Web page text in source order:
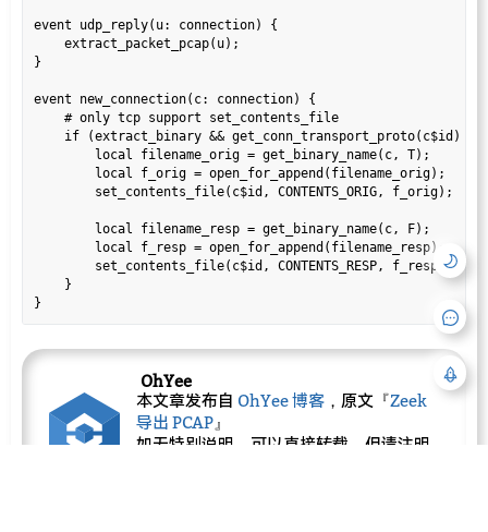
event udp_reply(u: connection) {
    extract_packet_pcap(u);
}
event new_connection(c: connection) {
    # only tcp support set_contents_file
if (extract_binary && get_conn_transport_proto(c$id) ==
        local filename_orig = get_binary_name(c, T);
        local f_orig = open_for_append(filename_orig);
        set_contents_file(c$id, CONTENTS_ORIG, f_orig);
        local filename_resp = get_binary_name(c, F);
        local f_resp = open_for_append(filename_resp);
        set_contents_file(c$id, CONTENTS_RESP, f_resp);
    }
OhYee
本文章发布自 OhYee 博客 ，原文『Zeek
导出 PCAP 』
如无特别说明，可以直接转载，但请注明